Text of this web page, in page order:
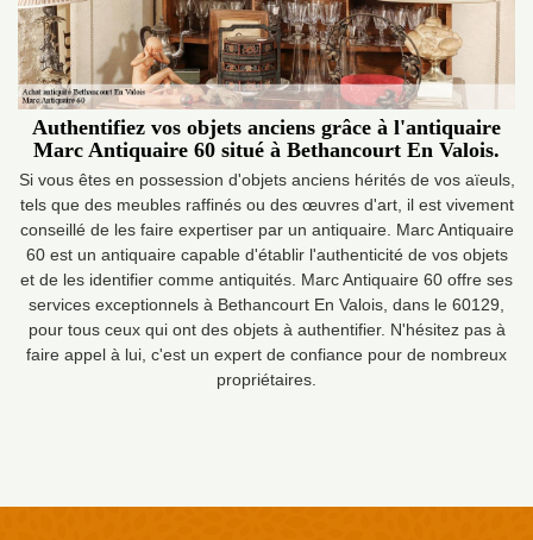
Authentifiez vos objets anciens grâce à l'antiquaire
Marc Antiquaire 60 situé à Bethancourt En Valois.
Si vous êtes en possession d'objets anciens hérités de vos aïeuls,
tels que des meubles raffinés ou des œuvres d'art, il est vivement
conseillé de les faire expertiser par un antiquaire. Marc Antiquaire
60 est un antiquaire capable d'établir l'authenticité de vos objets
et de les identifier comme antiquités. Marc Antiquaire 60 offre ses
services exceptionnels à Bethancourt En Valois, dans le 60129,
pour tous ceux qui ont des objets à authentifier. N'hésitez pas à
faire appel à lui, c'est un expert de confiance pour de nombreux
propriétaires.